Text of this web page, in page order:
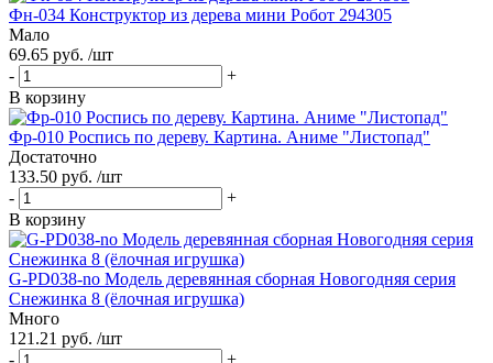
Фн-034 Конструктор из дерева мини Робот 294305
Мало
69.65 руб. /шт
-
+
В корзину
Фр-010 Роспись по дереву. Картина. Аниме "Листопад"
Достаточно
133.50 руб. /шт
-
+
В корзину
G-PD038-no Модель деревянная сборная Новогодняя серия
Снежинка 8 (ёлочная игрушка)
Много
121.21 руб. /шт
-
+